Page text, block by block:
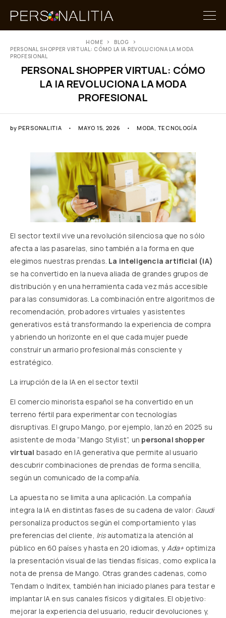
PERSONAL SHOPPER VIRTUAL: CÓMO
LA IA REVOLUCIONA LA MODA
PROFESIONAL
HOME
BLOG
PERSONAL SHOPPER VIRTUAL: CÓMO LA IA REVOLUCIONA LA MODA
PROFESIONAL
by PERSONALITIA MAYO 15, 2026 MODA, TECNOLOGÍA
El sector textil vive una revolución silenciosa que no sólo
afecta a las pasarelas, sino también a la forma en que
elegimos nuestras prendas. La inteligencia artificial (IA)
se ha convertido en la nueva aliada de grandes grupos de
distribución y en una herramienta cada vez más accesible
para las consumidoras. La combinación entre algoritmos de
recomendación, probadores virtuales y asistentes
generativos está transformando la experiencia de compra
y abriendo un horizonte en el que cada mujer puede
construir un armario profesional más consciente y
estratégico.
La irrupción de la IA en el sector textil
El comercio minorista español se ha convertido en un
terreno fértil para experimentar con tecnologías
disruptivas. El grupo Mango, por ejemplo, lanzó en 2025 su
asistente de moda “Mango Stylist”, un personal shopper
virtual basado en IA generativa que permite al usuario
descubrir combinaciones de prendas de forma sencilla,
según un comunicado de la compañía.
La apuesta no se limita a una aplicación. La compañía
integra la IA en distintas fases de su cadena de valor: Gaudi
personaliza productos según el comportamiento y las
preferencias del cliente, Irisautomatiza la atención al
público en 60 países y hasta en 20 idiomas, yAda+optimiza
la presentación visual de las tiendas físicas, como explica la
nota de prensa de Mango. Otras grandes cadenas, como
Tendam o Inditex, también han iniciado planes para testar e
implantar IA en sus canales físicos y digitales. El objetivo:
mejorar la experiencia del usuario, reducir devoluciones y,